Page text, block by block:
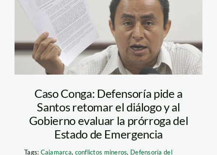
santos_grego6321621
Caso Conga: Defensoría pide a
Santos retomar el diálogo y al
Gobierno evaluar la prórroga del
Estado de Emergencia
Tags: Cajamarca, conflictos mineros, Defensoría del